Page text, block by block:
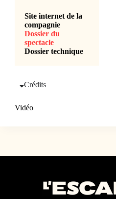
Site internet de la
compagnie
Dossier du
spectacle
Dossier technique
Crédits
Vidéo